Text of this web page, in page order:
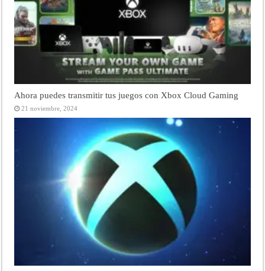
Ahora puedes transmitir tus juegos con Xbox Cloud Gaming
21 noviembre, 2024